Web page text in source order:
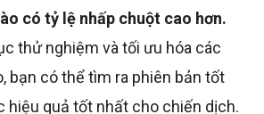
có tỷ lệ nhấp chuột cao hơn.
thử nghiệm và tối ưu hóa các
bạn có thể tìm ra phiên bản tốt
hiệu quả tốt nhất cho chiến dịch.